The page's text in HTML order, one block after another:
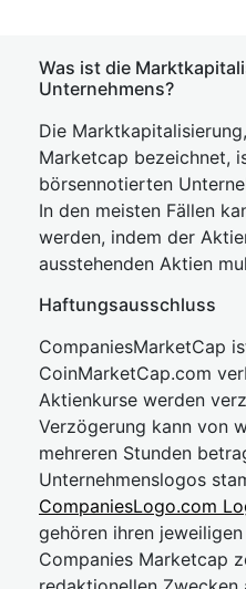
Was ist die
Unternehmens?
Die
Marketcap bezeichnet,
börsennotierten
In den meisten Fällen
werden, indem der
ausstehenden Aktien
Haftungsausschluss
CompaniesMarketCap
CoinMarketCap.com
Aktienkurse werden
Verzögerung kann von
mehreren Stunden
Unternehmenslogos
CompaniesLogo.com
gehören ihren
Companies Marketcap